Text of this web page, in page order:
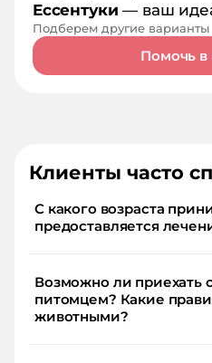
Ессентуки — ваш
Подберем другие варианты
Помочь в
Клиенты часто
С какого возраста
предоставляется
Возможно ли приехать
питомцем? Какие
животными?